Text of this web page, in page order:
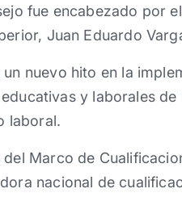
fue encabezado por
Juan Eduardo
nuevo hito en la
y laborales de
laboral.
Marco de
nacional de